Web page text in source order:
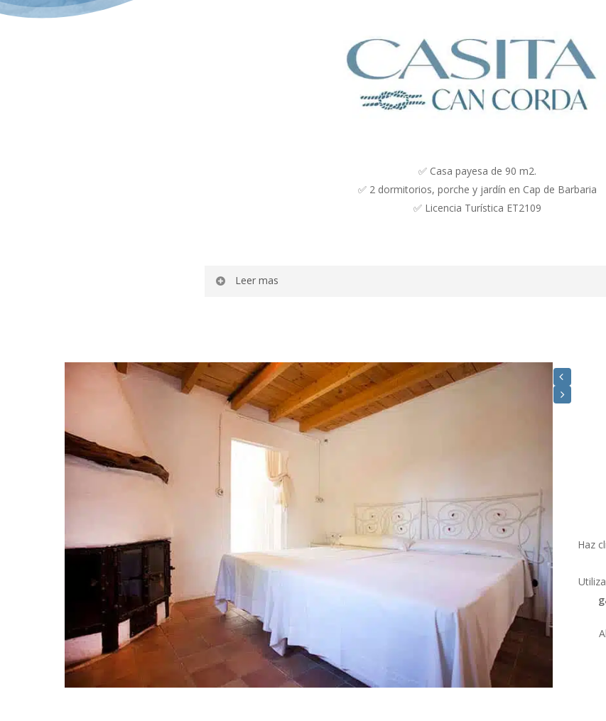
✅ Casa payesa de 90 m2.
✅ 2 dormitorios, porche y jardín en Cap de Barbaria
✅ Licencia Turística ET2109
Leer mas
ameno y compartido entre los huéspedes, cualquier momento en Casa Piedra.
Todas las estancias de esta casa son cómodas, acogedoras y muy luminosas. Se
para familias, con espacios amplios, decorados con gusto y destinado a los
con cuatro baños, un espléndido salón que se abre a la zona exterior ajardinada y
con frigorífico, horno, microondas, cafetera, lavavajillas, lavadora y secadora.
conexión a internet en todas las estancias, aire acondicionado, sistema de
Cuenta además con varios porches en los que disfrutar del sol o de la sombra según
momento.
El acceso a la casa es extremadamente sencillo y la puerta de acceso a la
Haz